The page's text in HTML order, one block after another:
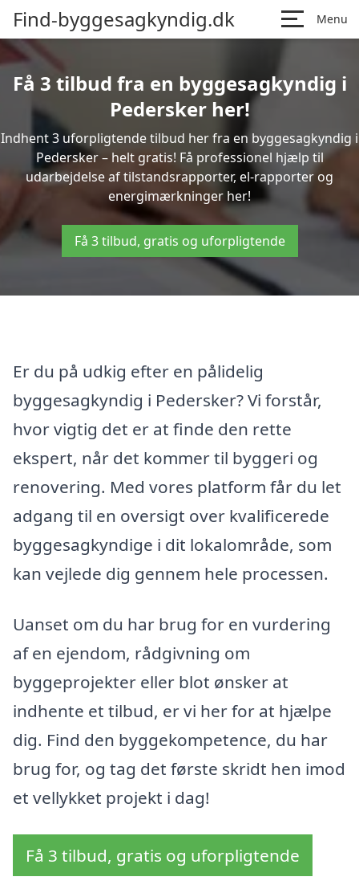
Find-byggesagkyndig.dk Menu
Få 3 tilbud fra en byggesagkyndig i
Pedersker her!
Indhent 3 uforpligtende tilbud her fra en byggesagkyndig i
Pedersker – helt gratis! Få professionel hjælp til
udarbejdelse af tilstandsrapporter, el-rapporter og
energimærkninger her!
Få 3 tilbud, gratis og uforpligtende
Er du på udkig efter en pålidelig
byggesagkyndig i Pedersker? Vi forstår,
hvor vigtig det er at finde den rette
ekspert, når det kommer til byggeri og
renovering. Med vores platform får du let
adgang til en oversigt over kvalificerede
byggesagkyndige i dit lokalområde, som
kan vejlede dig gennem hele processen.
Uanset om du har brug for en vurdering
af en ejendom, rådgivning om
byggeprojekter eller blot ønsker at
indhente et tilbud, er vi her for at hjælpe
dig. Find den byggekompetence, du har
brug for, og tag det første skridt hen imod
et vellykket projekt i dag!
Få 3 tilbud, gratis og uforpligtende